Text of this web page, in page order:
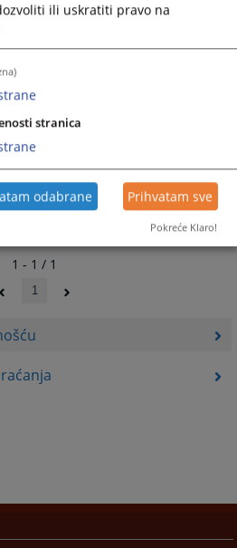
1 - 1 / 1
1
ili uskratiti pravo na
stranica
odabrane Prihvatam sve
Pokreće Klaro!